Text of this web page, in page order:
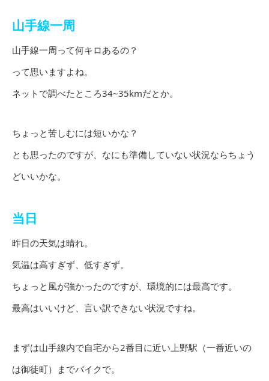
山手線一周
山手線一周って何キロあるの？
って思いますよね。
ネットで調べたところ34~35kmだとか。
ちょっと苦しむには短いかな？
とも思ったのですが、なにも準備していない状況ならちょう
どいいかな。
当日
昨日の天気は晴れ。
気温は高すぎず、低すぎず。
ちょっと風が強かったのですが、環境的には最高です。
最高はいいけど、言い訳できない状況ですね。
まずは山手線内で自宅から2番目に近い上野駅（一番近いの
は御徒町）までバイクで。